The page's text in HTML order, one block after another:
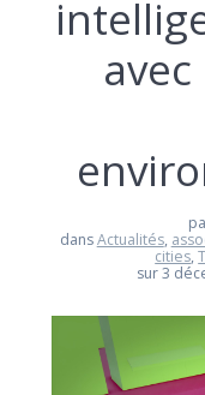
dansActualités,
cities,
sur 3